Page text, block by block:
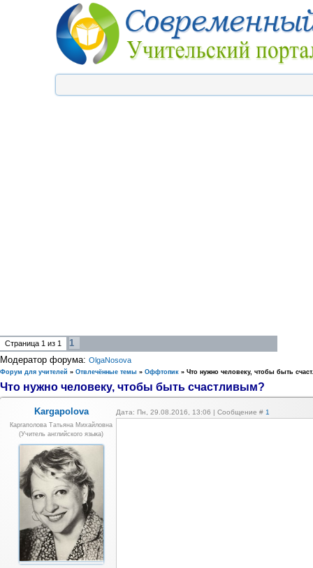
Страница 1 из 1
1
Модератор форума: OlgaNosova
Форум для учителей » Отвлечённые темы » Оффтопик » Что нужно человеку, чтобы быть
Что нужно человеку, чтобы быть счастливым?
Kargapolova Дата: Пн, 29.08.2016, 13:06 | Сообщение # 1
Каргаполова Татьяна Михайловна
(учитель английского языка)